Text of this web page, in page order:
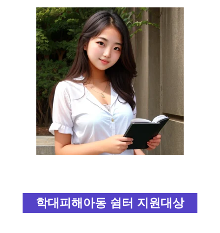
학대피해아동 쉼터 지원대상